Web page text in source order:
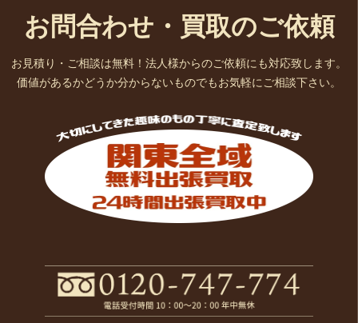
お問合わせ・買取のご依頼
お見積り・ご相談は無料！法人様からのご依頼にも対応致します。
価値があるかどうか分からないものでもお気軽にご相談下さい。